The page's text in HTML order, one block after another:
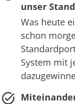
unser
Was heute
schon
System mit